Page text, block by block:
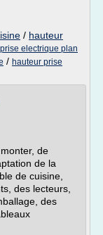
/ hauteur
electrique plan
/ hauteur prise
de
de la
de cuisine,
des lecteurs,
des